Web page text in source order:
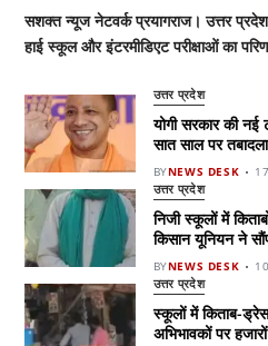
सशक्त न्यूज नेटवर्क प्रयागराज। उत्तर प्रदेश
हाई स्कूल और इंटरमीडिएट परीक्षाओं का
उत्तर प्रदेश
योगी सरकार की
सात साल पर तबादला
BYNEWS DESK
उत्तर प्रदेश
निजी स्कूलों में
किसान यूनियन ने
BYNEWS DESK
उत्तर प्रदेश
स्कूलों में किताब-
अभिभावकों पर